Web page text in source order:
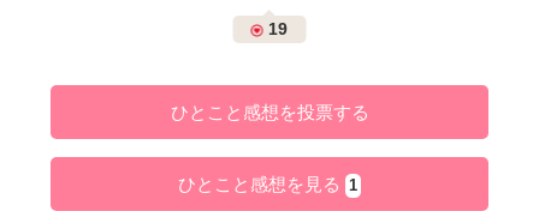
19
ひとこと感想を投票する
ひとこと感想を見る 1